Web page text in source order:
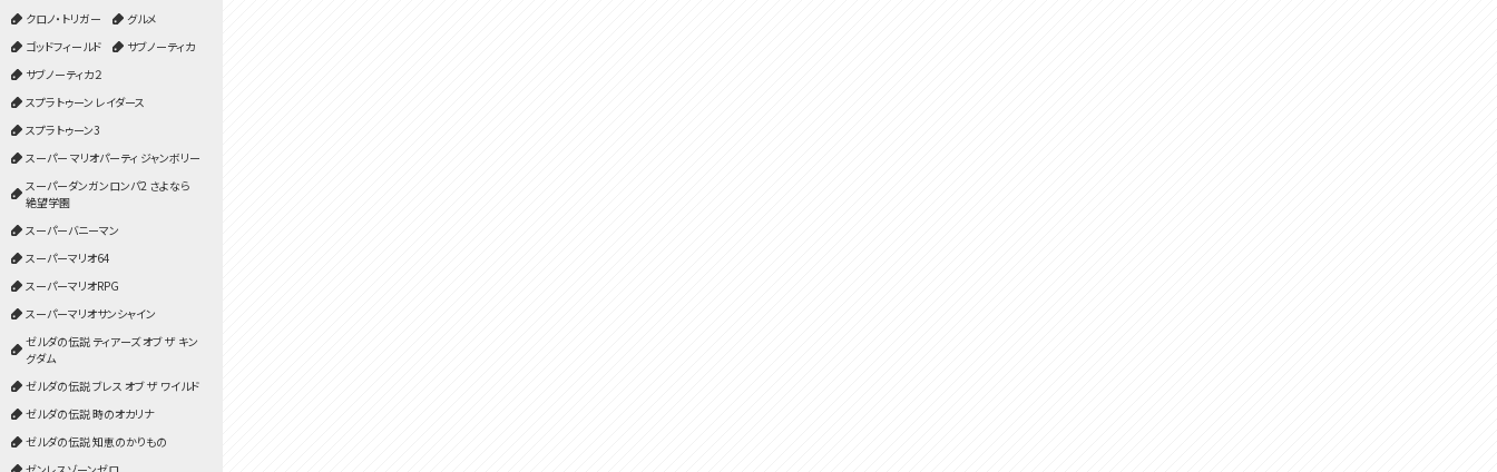
クロノ・トリガー
グルメ
ゴッドフィールド
サブノーティカ
サブノーティカ２
スプラトゥーン レイダース
スプラトゥーン3
スーパー マリオパーティ ジャンボリー
スーパーダンガンロンパ2 さよなら
絶望学園
スーパーバニーマン
スーパーマリオ64
スーパーマリオRPG
スーパーマリオサンシャイン
ゼルダの伝説 ティアーズ オブ ザ キン
グダム
ゼルダの伝説 ブレス オブ ザ ワイルド
ゼルダの伝説 時のオカリナ
ゼルダの伝説 知恵のかりもの